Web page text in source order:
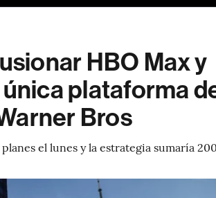
HBO Max y
plataforma
Bros
el lunes y la estrategia sumaría